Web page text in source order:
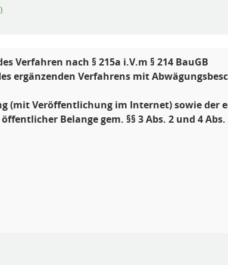
Verfahren nach § 215a i.V.m § 214 BauGB
ergänzenden Verfahrens mit
(mit Veröffentlichung im Internet) sowie der
Belange gem. §§ 3 Abs. 2 und 4 Abs.